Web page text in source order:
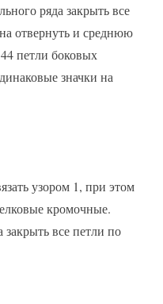
ряда закрыть все
отвернуть и среднюю
петли боковых
значки на
узором 1, при этом
кромочные.
закрыть все петли по